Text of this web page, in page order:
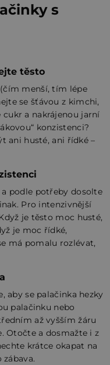
s
těsto
menší, tím lépe
se šťávou z kimchi,
a nakrájenou jarní
konzistenci?
ani husté, ani řídké –
podle potřeby dosolte
Pro intenzivnější
je těsto moc husté,
je moc řídké,
má pomalu rozlévat,
aby se palačinka hezky
palačinku nebo
až vyšším žáru
Otočte a dosmažte i z
krátce okapat na